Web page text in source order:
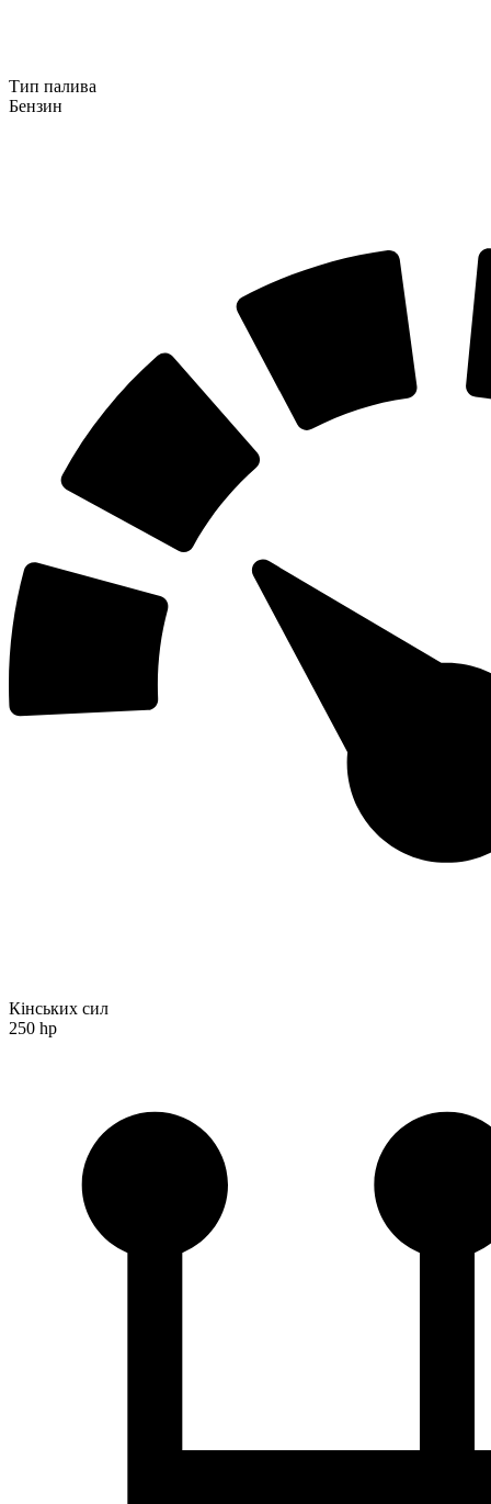
Тип палива
Бензин
Кінських сил
250 hp